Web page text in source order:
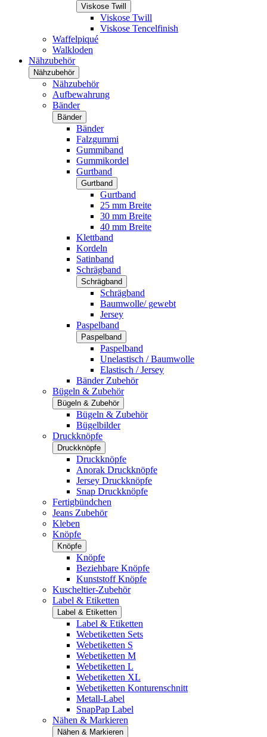
Viskose Twill
Viskose Twill
Viskose Tencelfinish
Waffelpiqué
Walkloden
Nähzubehör
Nähzubehör
Nähzubehör
Aufbewahrung
Bänder
Bänder
Bänder
Falzgummi
Gummiband
Gummikordel
Gurtband
Gurtband
Gurtband
25 mm Breite
30 mm Breite
40 mm Breite
Klettband
Kordeln
Satinband
Schrägband
Schrägband
Schrägband
Baumwolle/ gewebt
Jersey
Paspelband
Paspelband
Paspelband
Unelastisch / Baumwolle
Elastisch / Jersey
Bänder Zubehör
Bügeln & Zubehör
Bügeln & Zubehör
Bügeln & Zubehör
Bügelbilder
Druckknöpfe
Druckknöpfe
Druckknöpfe
Anorak Druckknöpfe
Jersey Druckknöpfe
Snap Druckknöpfe
Fertigbündchen
Jeans Zubehör
Kleben
Knöpfe
Knöpfe
Knöpfe
Beziehbare Knöpfe
Kunststoff Knöpfe
Kuscheltier-Zubehör
Label & Etiketten
Label & Etiketten
Label & Etiketten
Webetiketten Sets
Webetiketten S
Webetiketten M
Webetiketten L
Webetiketten XL
Webetiketten Konturenschnitt
Metall-Label
SnapPap Label
Nähen & Markieren
Nähen & Markieren